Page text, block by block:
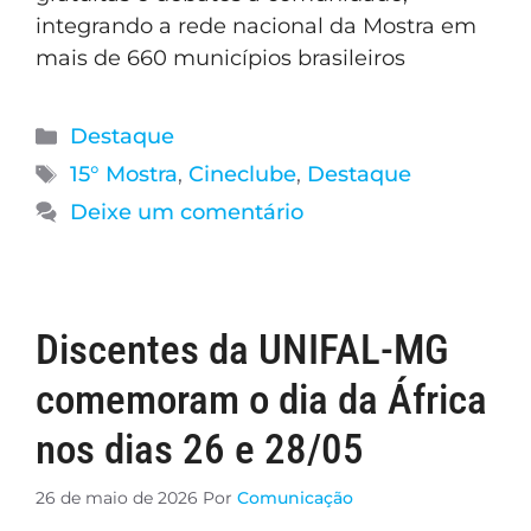
integrando a rede nacional da Mostra em
mais de 660 municípios brasileiros
Destaque
15° Mostra, Cineclube, Destaque
Deixe um comentário
Discentes da UNIFAL-MG
comemoram o dia da África
nos dias 26 e 28/05
26 de maio de 2026 Por Comunicação